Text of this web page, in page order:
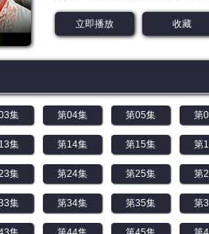
立即播放 收藏
集 第04集 第05集 第
集 第14集 第15集 第
集 第24集 第25集 第
集 第34集 第35集 第